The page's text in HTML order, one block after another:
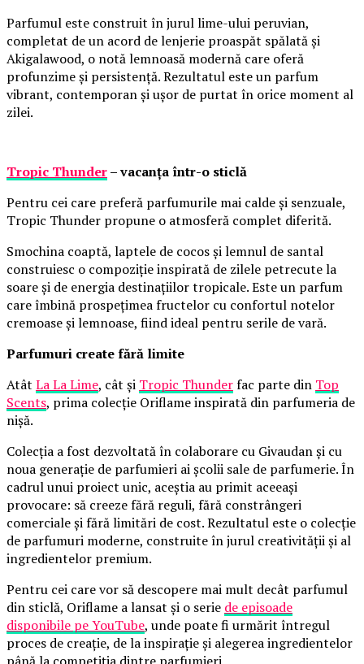
Parfumul este construit în jurul lime-ului peruvian,
completat de un acord de lenjerie proaspăt spălată și
Akigalawood, o notă lemnoasă modernă care oferă
profunzime și persistență. Rezultatul este un parfum
vibrant, contemporan și ușor de purtat în orice moment al
zilei.
Tropic Thunder– vacanța într-o sticlă
Pentru cei care preferă parfumurile mai calde și senzuale,
Tropic Thunder propune o atmosferă complet diferită.
Smochina coaptă, laptele de cocos și lemnul de santal
construiesc o compoziție inspirată de zilele petrecute la
soare și de energia destinațiilor tropicale. Este un parfum
care îmbină prospețimea fructelor cu confortul notelor
cremoase și lemnoase, fiind ideal pentru serile de vară.
Parfumuri create fără limite
Atât La La Lime, cât și Tropic Thunderfac parte din Top
Scents, prima colecție Oriflame inspirată din parfumeria de
nișă.
Colecția a fost dezvoltată în colaborare cu Givaudan și cu
noua generație de parfumieri ai școlii sale de parfumerie. În
cadrul unui proiect unic, aceștia au primit aceeași
provocare: să creeze fără reguli, fără constrângeri
comerciale și fără limitări de cost. Rezultatul este o colecție
de parfumuri moderne, construite în jurul creativității și al
ingredientelor premium.
Pentru cei care vor să descopere mai mult decât parfumul
din sticlă, Oriflame a lansat și o serie de episoade
disponibile pe YouTube, unde poate fi urmărit întregul
proces de creație, de la inspirație și alegerea ingredientelor